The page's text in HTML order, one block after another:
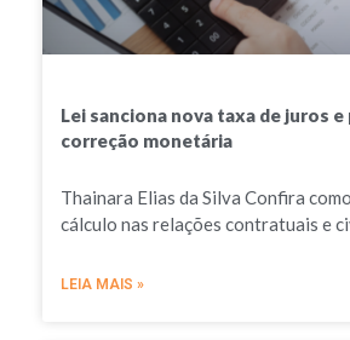
Lei sanciona nova taxa de juros
correção monetária
Thainara Elias da Silva Confira
cálculo nas relações contratuais e
LEIA MAIS »